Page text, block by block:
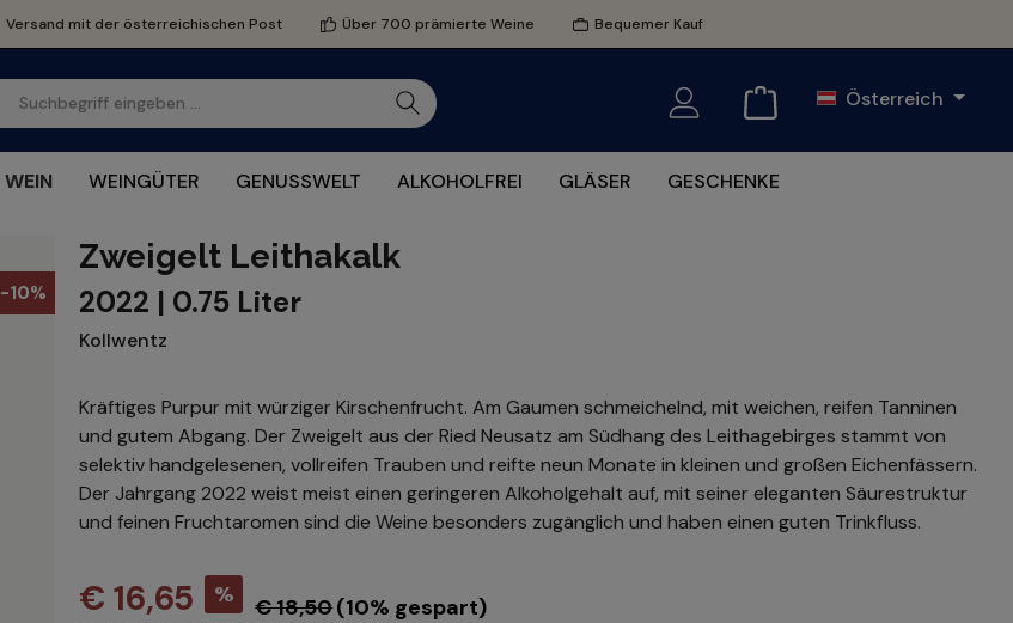
Versand mit der österreichischen Post Über 700 prämierte Weine Bequemer Kauf
Österreich
WEIN WEINGÜTER GENUSSWELT ALKOHOLFREI GLÄSER GESCHENKE
-10%
Zweigelt Leithakalk
2022 | 0.75 Liter
Kollwentz
Kräftiges Purpur mit würziger Kirschenfrucht. Am Gaumen schmeichelnd, mit weichen, reifen Tanninen
und gutem Abgang. Der Zweigelt aus der Ried Neusatz am Südhang des Leithagebirges stammt von
selektiv handgelesenen, vollreifen Trauben und reifte neun Monate in kleinen und großen Eichenfässern.
Der Jahrgang 2022 weist meist einen geringeren Alkoholgehalt auf, mit seiner eleganten Säurestruktur
und feinen Fruchtaromen sind die Weine besonders zugänglich und haben einen guten Trinkfluss.
€ 16,65 % € 18,50(10% gespart)